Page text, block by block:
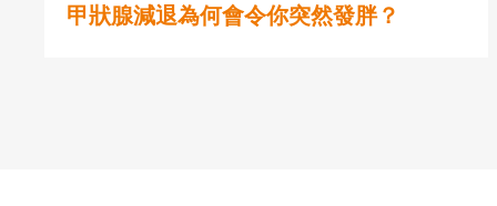
甲狀腺減退為何會令你突然發胖？